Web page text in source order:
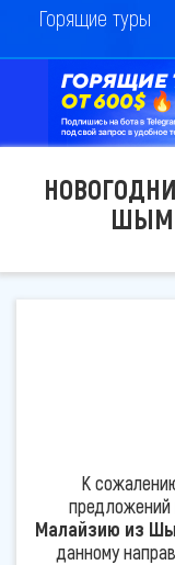
Горящие туры
К
предложений
Малайзию из
данному